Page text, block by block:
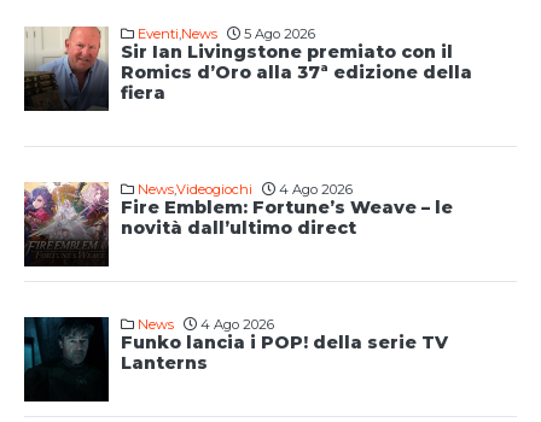
Eventi,News 5 Ago 2026
Sir Ian Livingstone premiato con il
Romics d’Oro alla 37ª edizione della
fiera
News,Videogiochi 4 Ago 2026
Fire Emblem: Fortune’s Weave – le
novità dall’ultimo direct
News 4 Ago 2026
Funko lancia i POP! della serie TV
Lanterns